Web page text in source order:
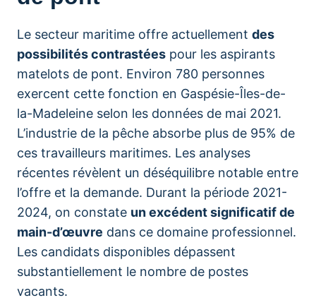
Le secteur maritime offre actuellement des
possibilités contrastées pour les aspirants
matelots de pont. Environ 780 personnes
exercent cette fonction en Gaspésie-Îles-de-
la-Madeleine selon les données de mai 2021.
L’industrie de la pêche absorbe plus de 95% de
ces travailleurs maritimes. Les analyses
récentes révèlent un déséquilibre notable entre
l’offre et la demande. Durant la période 2021-
2024, on constate un excédent significatif de
main-d’œuvre dans ce domaine professionnel.
Les candidats disponibles dépassent
substantiellement le nombre de postes
vacants.